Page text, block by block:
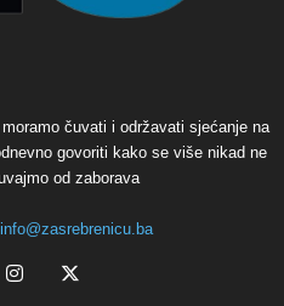
čuvati i održavati sjećanje na
govoriti kako se više nikad ne
od zaborava
info@zasrebrenicu.ba